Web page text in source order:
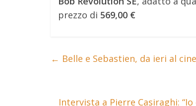
prezzo di 569,00 €
← Belle e Sebastien, da ieri al
Intervista a Pierre Casiraghi: